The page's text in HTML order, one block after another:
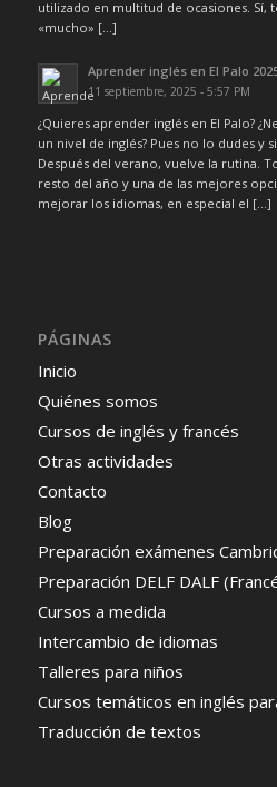
utilizado en multitud de ocasiones. Sí,
«mucho» […]
Aprender inglés en El Palo
11 septiembre, 2025 - 5:57 PM
¿Quieres aprender inglés en El Palo?
un nivel de inglés? Pues no lo dudes y
Después del verano, vuelve la rutina.
resto del año y una de las mejores
mejorar los idiomas, en especial el […]
PÁGINAS
Inicio
Quiénes somos
Cursos de inglés y francés
Otras actividades
Contacto
Blog
Preparación exámenes
Preparación DELF DALF
Cursos a medida
Intercambio de idiomas
Talleres para niños
Cursos temáticos en inglés
Traducción de textos